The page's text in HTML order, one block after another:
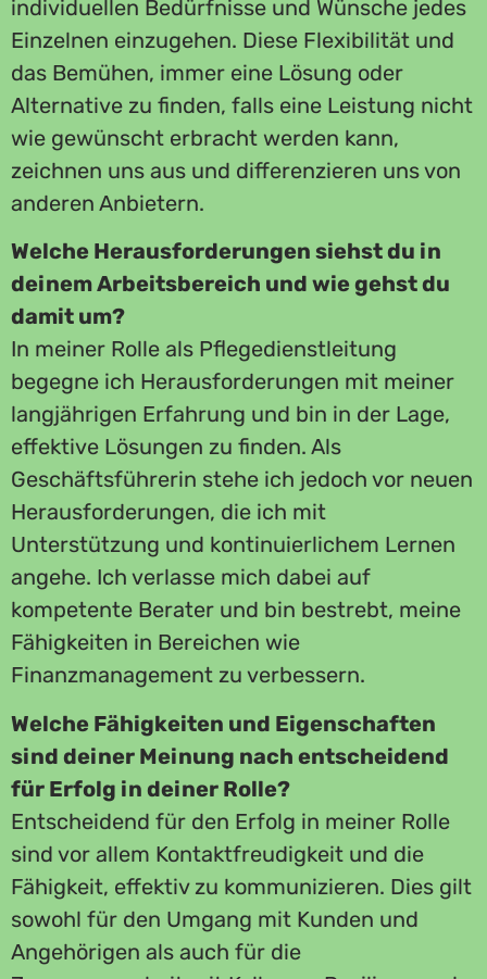
individuellen Bedürfnisse und Wünsche jedes
Einzelnen einzugehen. Diese Flexibilität und
das Bemühen, immer eine Lösung oder
Alternative zu finden, falls eine Leistung nicht
wie gewünscht erbracht werden kann,
zeichnen uns aus und differenzieren uns von
anderen Anbietern.
Welche Herausforderungen siehst du in
deinem Arbeitsbereich und wie gehst du
damit um?
In meiner Rolle als Pflegedienstleitung
begegne ich Herausforderungen mit meiner
langjährigen Erfahrung und bin in der Lage,
effektive Lösungen zu finden. Als
Geschäftsführerin stehe ich jedoch vor neuen
Herausforderungen, die ich mit
Unterstützung und kontinuierlichem Lernen
angehe. Ich verlasse mich dabei auf
kompetente Berater und bin bestrebt, meine
Fähigkeiten in Bereichen wie
Finanzmanagement zu verbessern.
Welche Fähigkeiten und Eigenschaften
sind deiner Meinung nach entscheidend
für Erfolg in deiner Rolle?
Entscheidend für den Erfolg in meiner Rolle
sind vor allem Kontaktfreudigkeit und die
Fähigkeit, effektiv zu kommunizieren. Dies gilt
sowohl für den Umgang mit Kunden und
Angehörigen als auch für die